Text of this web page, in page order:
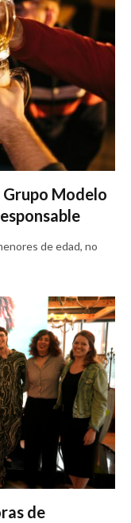
Modelo
de edad, no
de